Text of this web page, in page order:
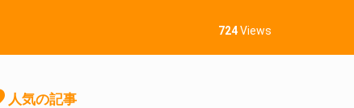
724Views
人気の記事